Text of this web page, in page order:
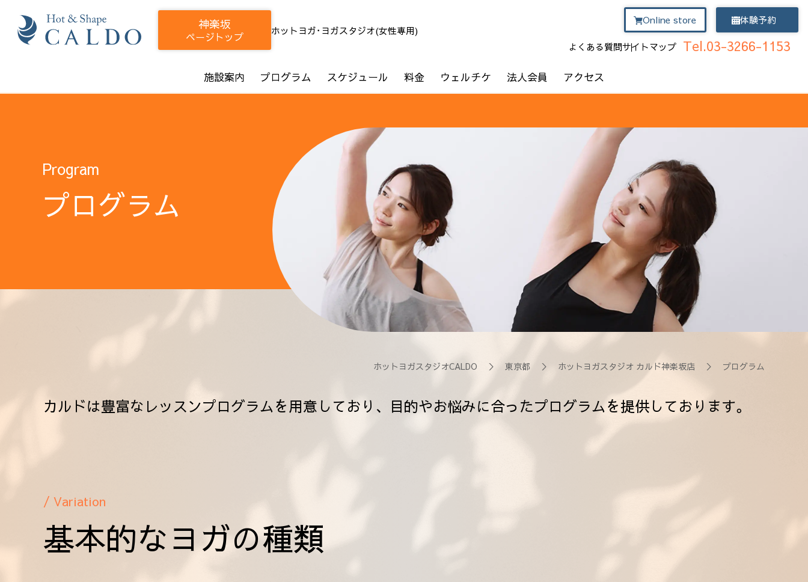
神楽坂
ページトップ
ホットヨガ･ヨガスタジオ(女性専用)
よくある質問サイトマップ Tel.03-3266-1153
施設案内 プログラム スケジュール 料金 ウェルチケ 法人会員 アクセス
Program
プログラム
ホットヨガスタジオCALDO ＞ 東京都 ＞ ホットヨガスタジオ カルド神楽坂店 ＞ プログラム
カルドは豊富なレッスンプログラムを用意しており、目的やお悩みに合ったプログラムを提供しております。
/ Variation
基本的なヨガの種類
Online store 体験予約